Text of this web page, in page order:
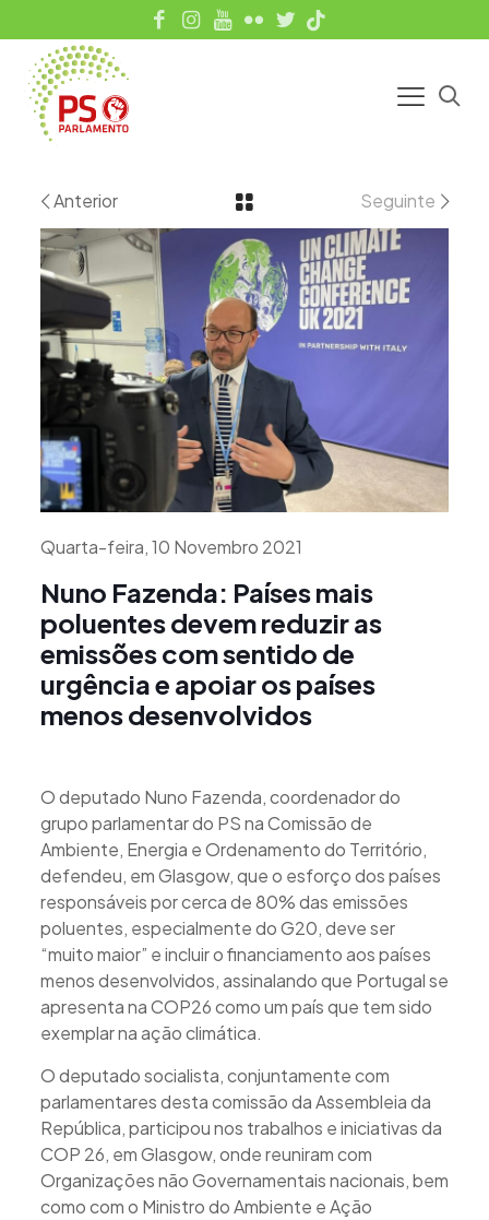
Anterior Seguinte
Quarta-feira, 10 Novembro 2021
Nuno Fazenda: Países mais
poluentes devem reduzir as
emissões com sentido de
urgência e apoiar os países
menos desenvolvidos
O deputado Nuno Fazenda, coordenador do
grupo parlamentar do PS na Comissão de
Ambiente, Energia e Ordenamento do Território,
defendeu, em Glasgow, que o esforço dos países
responsáveis por cerca de 80% das emissões
poluentes, especialmente do G20, deve ser
“muito maior” e incluir o financiamento aos países
menos desenvolvidos, assinalando que Portugal se
apresenta na COP26 como um país que tem sido
exemplar na ação climática.
O deputado socialista, conjuntamente com
parlamentares desta comissão da Assembleia da
República, participou nos trabalhos e iniciativas da
COP 26, em Glasgow, onde reuniram com
Organizações não Governamentais nacionais, bem
como com o Ministro do Ambiente e Ação